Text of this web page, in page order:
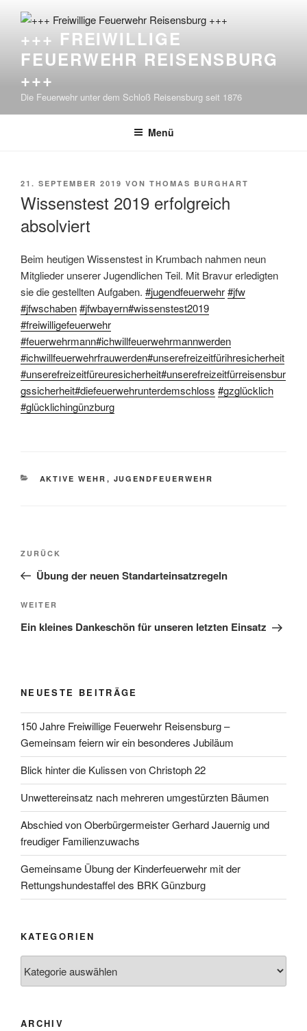
Inhalt
springen+++ FREIWILLIGE
FEUERWEHR REISENSBURG
+++
Die Feuerwehr unter dem Schloß Reisensburg seit 1876
Menü
VERÖFFENTLICHT
21. SEPTEMBER 2019 VON THOMAS BURGHART
Wissenstest 2019 erfolgreich
absolviert
Beim heutigen Wissenstest in Krumbach nahmen neun
Mitglieder unserer Jugendlichen Teil. Mit Bravur erledigten
sie die gestellten Aufgaben. #jugendfeuerwehr#jfw
#jfwschaben#jfwbayern#wissenstest2019
#freiwilligefeuerwehr
#feuerwehrmann#ichwillfeuerwehrmannwerden
#ichwillfeuerwehrfrauwerden#unserefreizeitfürihresicherheit
#unserefreizeitfüreuresicherheit#unserefreizeitfürreisensbur
gssicherheit#diefeuerwehrunterdemschloss #gzglücklich
#glücklichingünzburg
KATEGORIEN
AKTIVE WEHR , JUGENDFEUERWEHR
Beitragsnavigation
Vorheriger
Beitrag
ZURÜCK
Übung der neuen Standarteinsatzregeln
Nächster
Beitrag
WEITER
Ein kleines Dankeschön für unseren letzten Einsatz
NEUESTE BEITRÄGE
150 Jahre Freiwillige Feuerwehr Reisensburg –
Gemeinsam feiern wir ein besonderes Jubiläum
Blick hinter die Kulissen von Christoph 22
Unwettereinsatz nach mehreren umgestürzten Bäumen
Abschied von Oberbürgermeister Gerhard Jauernig und
freudiger Familienzuwachs
Gemeinsame Übung der Kinderfeuerwehr mit der
Rettungshundestaffel des BRK Günzburg
KATEGORIEN
ARCHIV